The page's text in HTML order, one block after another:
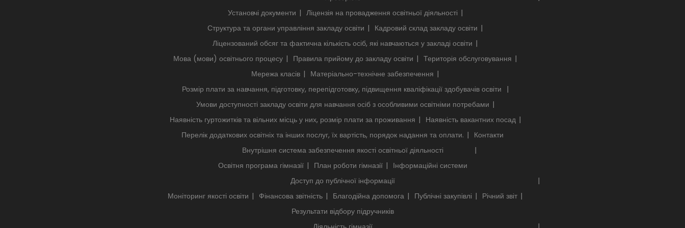
Установчі документи
Ліцензія на провадження освітньої діяльності
Структура та органи управління закладу освіти
Кадровий склад закладу освіти
Ліцензований обсяг та фактична кількість осіб, які навчаються у закладі освіти
Мова (мови) освітнього процесу
Правила прийому до закладу освіти
Територія обслуговування
Мережа класів
Матеріально-технічне забезпечення
Розмір плати за навчання, підготовку, перепідготовку, підвищення кваліфікації здобувачів освіти
Умови доступності закладу освіти для навчання осіб з особливими освітніми потребами
Наявність гуртожитків та вільних місць у них, розмір плати за проживання
Наявність вакантних посад
Перелік додаткових освітніх та інших послуг, їх вартість, порядок надання та оплати.
Контакти
Внутрішня система забезпечення якості освітньої діяльності
Освітня програма гімназії
План роботи гімназії
Інформаційні системи
Доступ до публічної інформації
Моніторинг якості освіти
Фінансова звітність Благодійна допомога Публічні закупівлі
Річний звіт
Результати відбору підручників